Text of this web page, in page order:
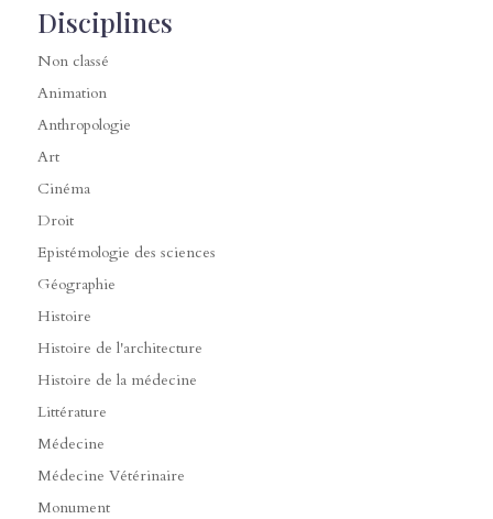
Disciplines
Non classé
Animation
Anthropologie
Art
Cinéma
Droit
Epistémologie des sciences
Géographie
Histoire
Histoire de l'architecture
Histoire de la médecine
Littérature
Médecine
Médecine Vétérinaire
Monument